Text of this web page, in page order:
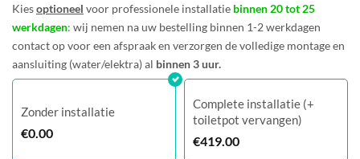
Kiesoptioneel voor professionele installatie binnen 20 tot 25
werkdagen: wij nemen na uw bestelling binnen 1-2 werkdagen
contact op voor een afspraak en verzorgen de volledige montage en
aansluiting (water/elektra) al binnen 3 uur.
Zonder installatie
€0.00
Complete installatie (+
toiletpot vervangen)
€419.00